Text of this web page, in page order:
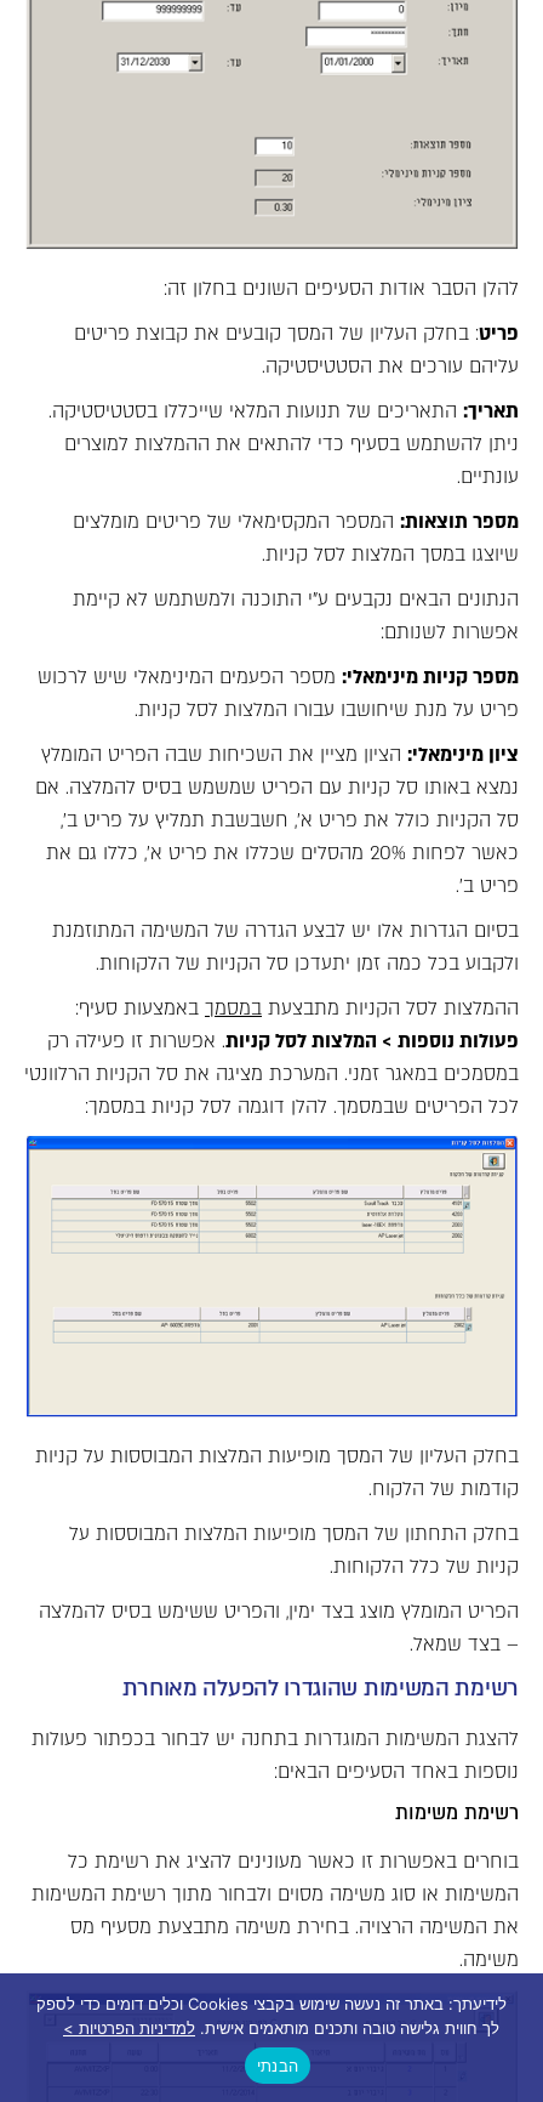
להלן הסבר אודות הסעיפים השונים בחלון זה:
פריט: בחלק העליון של המסך קובעים את קבוצת פריטים
עליהם עורכים את הסטטיסטיקה.
תאריך: התאריכים של תנועות המלאי שייכללו בסטטיסטיקה.
ניתן להשתמש בסעיף כדי להתאים את ההמלצות למוצרים
עונתיים.
מספר תוצאות: המספר המקסימאלי של פריטים מומלצים
שיוצגו במסך המלצות לסל קניות.
הנתונים הבאים נקבעים ע"י התוכנה ולמשתמש לא קיימת
אפשרות לשנותם:
מספר קניות מינימאלי: מספר הפעמים המינימאלי שיש לרכוש
פריט על מנת שיחושבו עבורו המלצות לסל קניות.
ציון מינימאלי: הציון מציין את השכיחות שבה הפריט המומלץ
נמצא באותו סל קניות עם הפריט שמשמש בסיס להמלצה. אם
סל הקניות כולל את פריט א', חשבשבת תמליץ על פריט ב',
כאשר לפחות 20% מהסלים שכללו את פריט א', כללו גם את
פריט ב'.
בסיום הגדרות אלו יש לבצע הגדרה של המשימה המתוזמנת
ולקבוע בכל כמה זמן יתעדכן סל הקניות של הלקוחות.
ההמלצות לסל הקניות מתבצעת במסמך באמצעות סעיף:
פעולות נוספות > המלצות לסל קניות. אפשרות זו פעילה רק
במסמכים במאגר זמני. המערכת מציגה את סל הקניות הרלוונטי
לכל הפריטים שבמסמך. להלן דוגמה לסל קניות במסמך:
בחלק העליון של המסך מופיעות המלצות המבוססות על קניות
קודמות של הלקוח.
בחלק התחתון של המסך מופיעות המלצות המבוססות על
קניות של כלל הלקוחות.
הפריט המומלץ מוצג בצד ימין, והפריט ששימש בסיס להמלצה
– בצד שמאל.
רשימת המשימות שהוגדרו להפעלה מאוחרת
להצגת המשימות המוגדרות בתחנה יש לבחור בכפתור פעולות
נוספות באחד הסעיפים הבאים:
רשימת משימות
בוחרים באפשרות זו כאשר מעונינים להציג את רשימת כל
המשימות או סוג משימה מסוים ולבחור מתוך רשימת המשימות
את המשימה הרצויה. בחירת משימה מתבצעת מסעיף מס
משימה.
לידיעתך: באתר זה נעשה שימוש בקבצי Cookies וכלים דומים כדי לספק
לך חווית גלישה טובה ותכנים מותאמים אישית. למדיניות הפרטיות >
הבנתי